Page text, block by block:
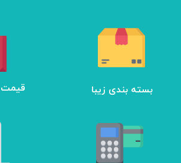
بسته بندی زیبا